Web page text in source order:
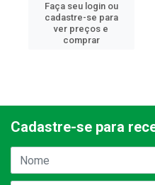
Faça seu login ou
cadastre-se para
ver preços e
comprar
Cadastre-se para